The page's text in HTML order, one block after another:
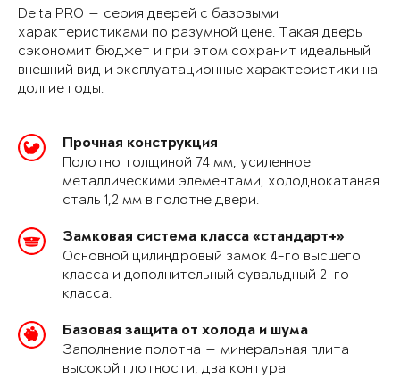
Delta PRO — серия дверей с базовыми
характеристиками по разумной цене. Такая дверь
сэкономит бюджет и при этом сохранит идеальный
внешний вид и эксплуатационные характеристики на
долгие годы.
Прочная конструкция
Полотно толщиной 74 мм, усиленное
металлическими элементами, холоднокатаная
сталь 1,2 мм в полотне двери.
Замковая система класса «стандарт+»
Основной цилиндровый замок 4-го высшего
класса и дополнительный сувальдный 2-го
класса.
Базовая защита от холода и шума
Заполнение полотна — минеральная плита
высокой плотности, два контура